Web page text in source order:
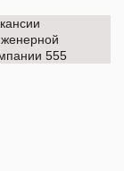
555